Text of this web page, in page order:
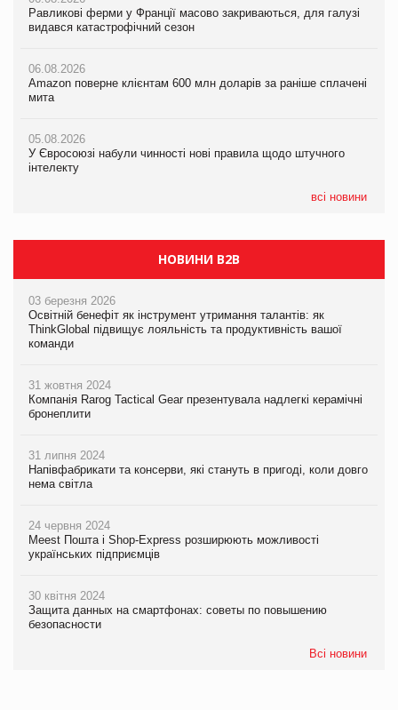
Равликові ферми у Франції масово закриваються, для галузі
видався катастрофічний сезон
06.08.2026
Amazon поверне клієнтам 600 млн доларів за раніше сплачені
мита
05.08.2026
У Євросоюзі набули чинності нові правила щодо штучного
інтелекту
всі новини
05.08.2026
Російська атака 5 серпня стала одним із наймасштабніших
05.08.2026
Смачне поповнення дитячого меню: у VARUS з’явилися
05.08.2026
Сергій Лісунов про заморожені хлібобулочні вироби на
Amazon поверне клієнтам 600 млн доларів за раніше сплачені
мита
05.08.2026
У Євросоюзі набули чинності нові правила щодо штучного
інтелекту
05.08.2026
Рекламна платформа вимагає від Google компенсацію за
втрату 6,9 трлн рекламних показів
НОВИНИ B2B
03 березня 2026
Освітній бенефіт як інструмент утримання талантів: як
ThinkGlobal підвищує лояльність та продуктивність вашої
команди
31 жовтня 2024
Компанія Rarog Tactical Gear презентувала надлегкі керамічні
бронеплити
31 липня 2024
Напівфабрикати та консерви, які стануть в пригоді, коли довго
нема світла
24 червня 2024
Meest Пошта і Shop-Express розширюють можливості
українських підприємців
30 квітня 2024
Защита данных на смартфонах: советы по повышению
безопасности
Всі новини